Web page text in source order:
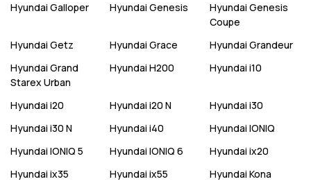
Hyundai Galloper Hyundai Genesis Hyundai Genesis
Coupe
Hyundai Getz Hyundai Grace Hyundai Grandeur
Hyundai Grand
Starex Urban
Hyundai H200 Hyundai i10
Hyundai i20 Hyundai i20 N Hyundai i30
Hyundai i30 N Hyundai i40 Hyundai IONIQ
Hyundai IONIQ 5 Hyundai IONIQ 6 Hyundai ix20
Hyundai ix35 Hyundai ix55 Hyundai Kona